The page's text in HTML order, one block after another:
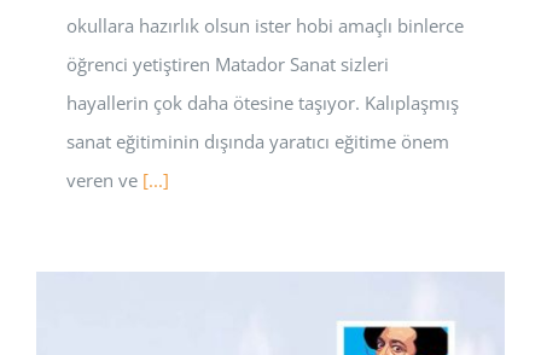
okullara hazırlık olsun ister hobi amaçlı binlerce
öğrenci yetiştiren Matador Sanat sizleri
hayallerin çok daha ötesine taşıyor. Kalıplaşmış
sanat eğitiminin dışında yaratıcı eğitime önem
veren ve [...]